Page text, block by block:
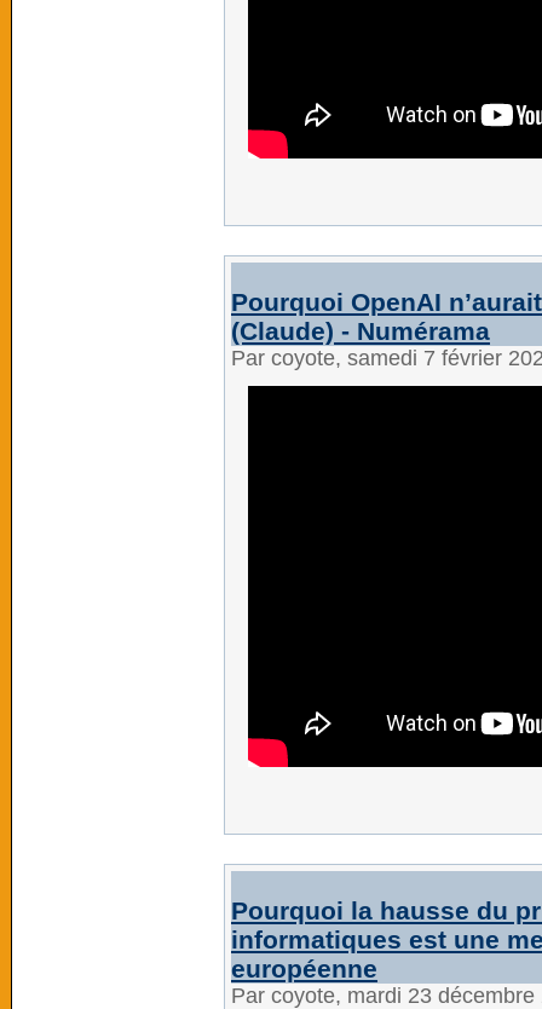
Pourquoi OpenAI
(Claude) - Numérama
Par coyote, samedi 7 février
Pourquoi la hausse du
informatiques est une
européenne
Par coyote, mardi 23